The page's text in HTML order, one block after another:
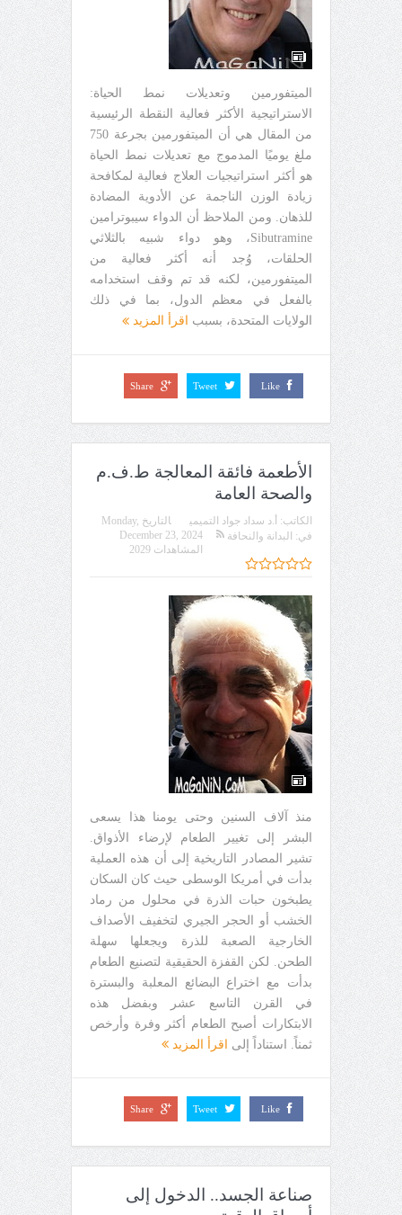
الميتفورمين وتعديلات نمط الحياة:
الاستراتيجية الأكثر فعالية النقطة الرئيسية
من المقال هي أن الميتفورمين بجرعة 750
ملغ يوميًا المدموج مع تعديلات نمط الحياة
هو أكثر استراتيجيات العلاج فعالية لمكافحة
زيادة الوزن الناجمة عن الأدوية المضادة
للذهان. ومن الملاحظ أن الدواء سيبوترامين
Sibutramine، وهو دواء شبيه بالثلاثي
الحلقات، وُجد أنه أكثر فعالية من
الميتفورمين، لكنه قد تم وقف استخدامه
بالفعل في معظم الدول، بما في ذلك
الولايات المتحدة، بسبب
اقرأ المزيد
Like
Tweet
Share
الأطعمة فائقة المعالجة ط.ف.م
والصحة العامة
الكاتب: أ.د سداد جواد التميمي التاريخ Monday,
December 23, 2024
في: البدانة والنحافة
المشاهدات 2029
منذ آلاف السنين وحتى يومنا هذا يسعى
البشر إلى تغيير الطعام لإرضاء الأذواق.
تشير المصادر التاريخية إلى أن هذه العملية
بدأت في أمريكا الوسطى حيث كان السكان
يطبخون حبات الذرة في محلول من رماد
الخشب أو الحجر الجيري لتخفيف الأصداف
الخارجية الصعبة للذرة ويجعلها سهلة
الطحن. لكن القفزة الحقيقية لتصنيع الطعام
بدأت مع اختراع البضائع المعلبة والبسترة
في القرن التاسع عشر وبفضل هذه
الابتكارات أصبح الطعام أكثر وفرة وأرخص
ثمناً. استناداً إلى اقرأ المزيد
Like
Tweet
Share
صناعة الجسد.. الدخول إلى